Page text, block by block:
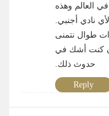
في العالم وهذه
نادي أجنبي.
طوال نتمنى
كنت أشك في
حدوث ذلك.
Reply